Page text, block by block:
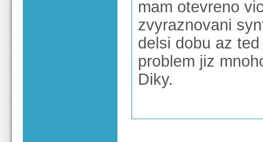
mam otevreno
zvyraznovani
delsi dobu az
problem jiz
Diky.